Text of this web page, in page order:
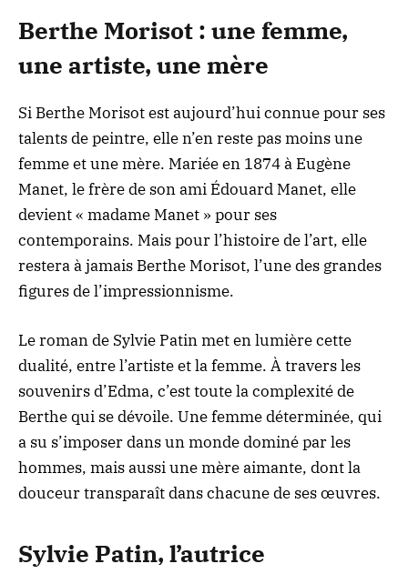
Berthe Morisot : une femme,
une artiste, une mère
Si Berthe Morisot est aujourd’hui connue pour ses
talents de peintre, elle n’en reste pas moins une
femme et une mère. Mariée en 1874 à Eugène
Manet, le frère de son ami Édouard Manet, elle
devient « madame Manet » pour ses
contemporains. Mais pour l’histoire de l’art, elle
restera à jamais Berthe Morisot, l’une des grandes
figures de l’impressionnisme.
Le roman de Sylvie Patin met en lumière cette
dualité, entre l’artiste et la femme. À travers les
souvenirs d’Edma, c’est toute la complexité de
Berthe qui se dévoile. Une femme déterminée, qui
a su s’imposer dans un monde dominé par les
hommes, mais aussi une mère aimante, dont la
douceur transparaît dans chacune de ses œuvres.
Sylvie Patin, l’autrice